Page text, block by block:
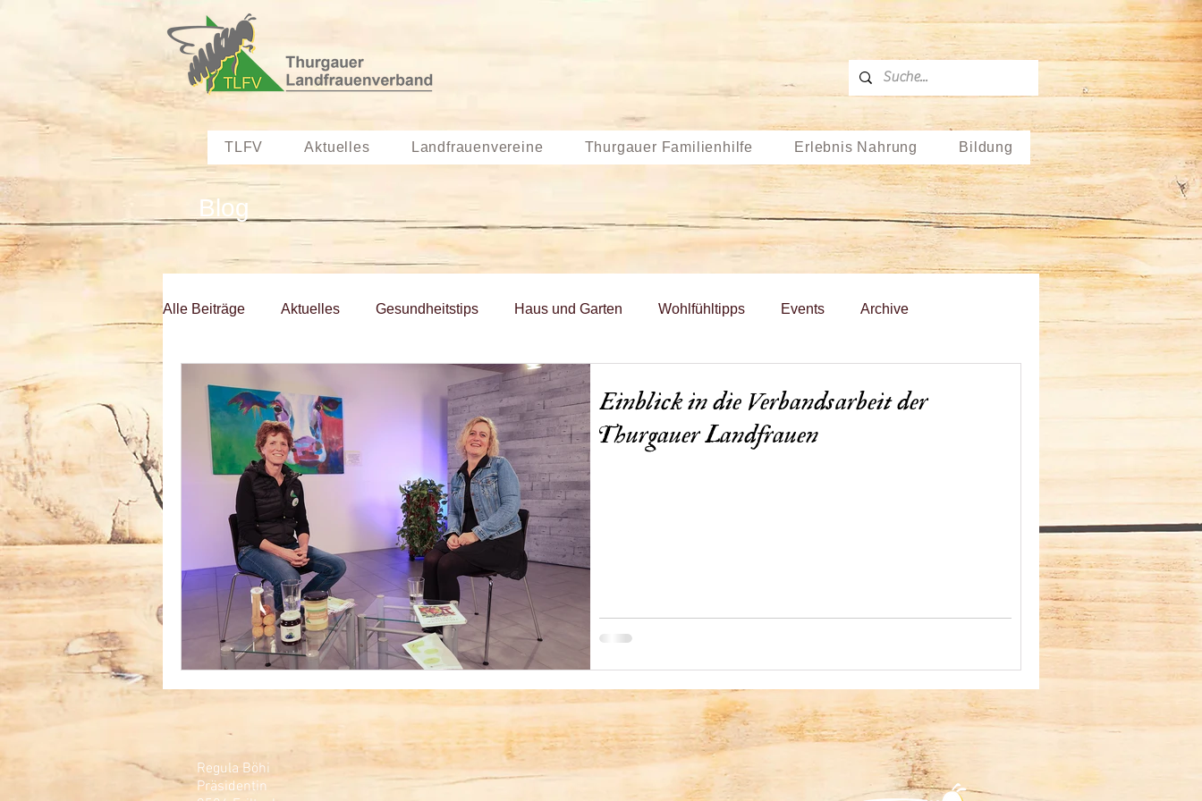
Blog
Alle Beiträge Aktuelles Gesundheitstips Haus und Garten Wohlfühltipps Events Archive
Monatsrezept Frühlings-Rezepte
Einblick in die Verbandsarbeit der
Thurgauer Landfrauen
TLFV Aktuelles Landfrauenvereine Thurgauer Familienhilfe Erlebnis Nahrung Bildung
Regula Böhi
Präsidentin